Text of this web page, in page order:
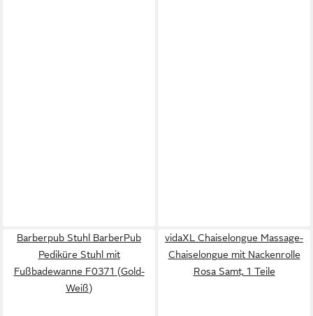
Barberpub Stuhl BarberPub
Pediküre Stuhl mit
Fußbadewanne F0371 (Gold-
Weiß)
vidaXL Chaiselongue Massage-
Chaiselongue mit Nackenrolle
Rosa Samt, 1 Teile